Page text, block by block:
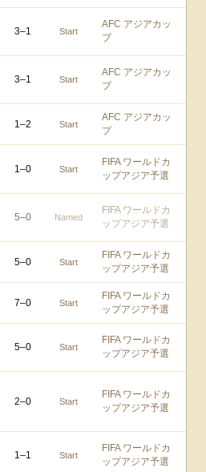
3–1 Start
AFC アジアカッ
プ
3–1 Start
AFC アジアカッ
プ
1–2 Start
AFC アジアカッ
プ
1–0 Start
FIFA ワールドカ
ップアジア予選
5–0 Named
FIFA ワールドカ
ップアジア予選
5–0 Start
FIFA ワールドカ
ップアジア予選
7–0 Start
FIFA ワールドカ
ップアジア予選
5–0 Start
FIFA ワールドカ
ップアジア予選
2–0 Start
FIFA ワールドカ
ップアジア予選
1–1 Start
FIFA ワールドカ
ップアジア予選